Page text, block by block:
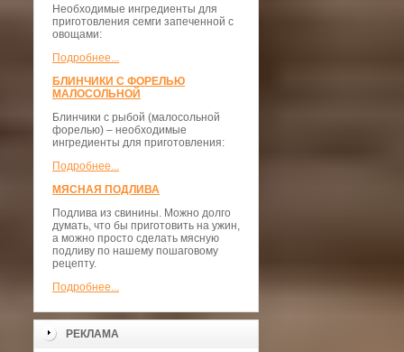
Необходимые ингредиенты для
приготовления семги запеченной с
овощами:
Подробнее...
БЛИНЧИКИ С ФОРЕЛЬЮ
МАЛОСОЛЬНОЙ
Блинчики с рыбой (малосольной
форелью) – необходимые
ингредиенты для приготовления:
Подробнее...
МЯСНАЯ ПОДЛИВА
Подлива из свинины. Можно долго
думать, что бы приготовить на ужин,
а можно просто сделать мясную
подливу по нашему пошаговому
рецепту.
Подробнее...
РЕКЛАМА